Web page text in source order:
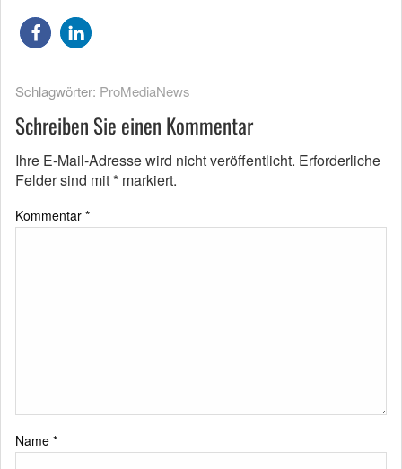
Schlagwörter: ProMediaNews
Schreiben Sie einen Kommentar
Ihre E-Mail-Adresse wird nicht veröffentlicht. Erforderliche
Felder sind mit* markiert.
Kommentar *
Name *